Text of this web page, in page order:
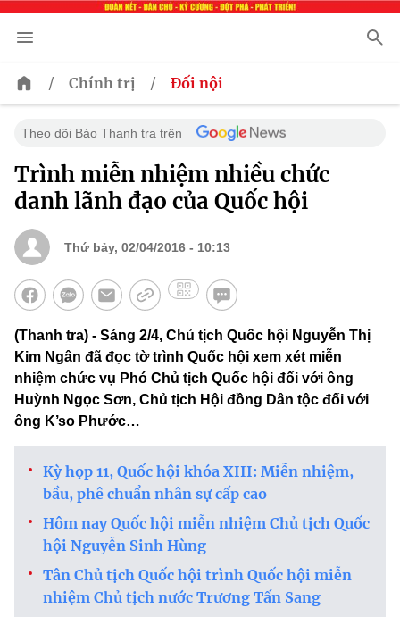
/ Chính trị / Đối nội
Theo dõi Báo Thanh tra trên
Trình miễn nhiệm nhiều chức
danh lãnh đạo của Quốc hội
Thứ bảy, 02/04/2016 - 10:13
(Thanh tra) - Sáng 2/4, Chủ tịch Quốc hội Nguyễn Thị
Kim Ngân đã đọc tờ trình Quốc hội xem xét miễn
nhiệm chức vụ Phó Chủ tịch Quốc hội đối với ông
Huỳnh Ngọc Sơn, Chủ tịch Hội đồng Dân tộc đối với
ông K’so Phước…
Kỳ họp 11, Quốc hội khóa XIII: Miễn nhiệm,
bầu, phê chuẩn nhân sự cấp cao
Hôm nay Quốc hội miễn nhiệm Chủ tịch Quốc
hội Nguyễn Sinh Hùng
Tân Chủ tịch Quốc hội trình Quốc hội miễn
nhiệm Chủ tịch nước Trương Tấn Sang